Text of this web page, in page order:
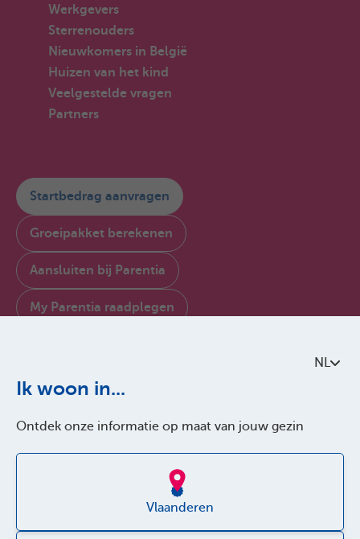
NL
Ik woon in...
Ontdek onze informatie op maat van jouw gezin
Vlaanderen
Werkgevers
Sterrenouders
Nieuwkomers in België
Huizen van het kind
Veelgestelde vragen
Partners
Startbedrag aanvragen
Groeipakket berekenen
Aansluiten bij Parentia
My Parentia raadplegen
Over Parentia
Toegankelijkheid